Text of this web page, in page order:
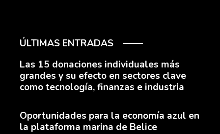
ÚLTIMAS ENTRADAS
Las 15 donaciones individuales más
grandes y su efecto en sectores clave
como tecnología, finanzas e industria
Oportunidades para la economía azul en
la plataforma marina de Belice